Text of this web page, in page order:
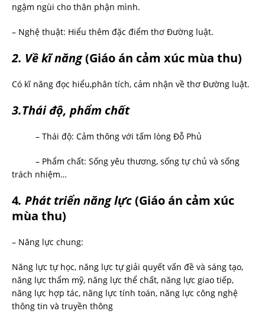
ngậm ngùi cho thân phận mình.
– Nghệ thuật: Hiểu thêm đặc điểm thơ Đường luật.
2. Về kĩ năng(Giáo án cảm xúc mùa thu)
Có kĩ năng đọc hiểu,phân tích, cảm nhận về thơ Đường luật.
3.Thái độ, phẩm chất
– Thái độ: Cảm thông với tấm lòng Đỗ Phủ
– Phẩm chất: Sống yêu thương, sống tự chủ và sống
trách nhiệm…
4. Phát triển năng lực(Giáo án cảm xúc
mùa thu)
– Năng lực chung:
Năng lực tự học, năng lực tự giải quyết vấn đề và sáng tạo,
năng lực thẩm mỹ, năng lực thể chất, năng lực giao tiếp,
năng lực hợp tác, năng lực tính toán, năng lực công nghệ
thông tin và truyền thông